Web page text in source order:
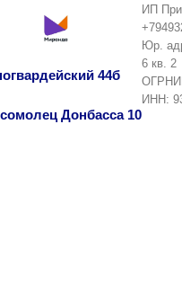
44б
Донбасса 10
ИП
Юр.
6 кв. 2
ИНН: